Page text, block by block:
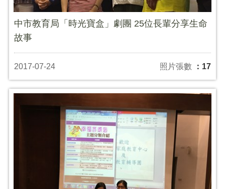
中市教育局「時光寶盒」劇團 25位長輩分享生命
故事
2017-07-24 照片張數 ：17